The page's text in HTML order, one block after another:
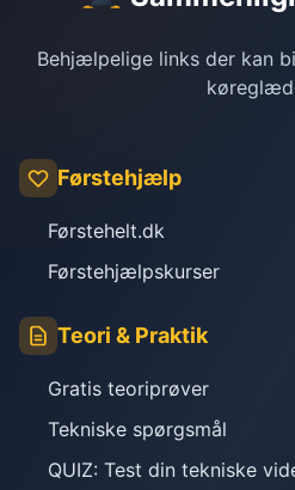
Behjælpelige links der kan
Førstehjælp
Førstehelt.dk
Førstehjælpskurser
Teori & Praktik
Gratis teoriprøver
Tekniske spørgsmål
QUIZ: Test din tekniske